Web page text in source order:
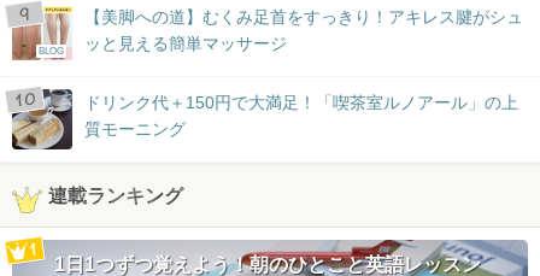
BLOG
【美脚への道】むくみ足首をすっきり！アキレス腱がシュ
ッと見える簡単マッサージ
ドリンク代＋150円で大満足！「喫茶室ルノアール」の上
質モーニング
連載ランキング
1日1つずつ覚えよう！朝のひとこと英語レッスン